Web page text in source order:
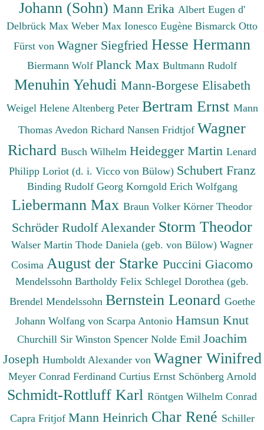
Johann (Sohn) Mann Erika Albert Eugen d'
Delbrück Max Weber Max Ionesco Eugène Bismarck Otto
Fürst von Wagner Siegfried Hesse Hermann
Biermann Wolf Planck Max Bultmann Rudolf
Menuhin Yehudi Mann-Borgese Elisabeth
Weigel Helene Altenberg Peter Bertram Ernst Mann
Thomas Avedon Richard Nansen Fridtjof Wagner
Richard Busch Wilhelm Heidegger Martin Lenard
Philipp Loriot (d. i. Vicco von Bülow) Schubert Franz
Binding Rudolf Georg Korngold Erich Wolfgang
Liebermann Max Braun Volker Körner Theodor
Schröder Rudolf Alexander Storm Theodor
Walser Martin Thode Daniela (geb. von Bülow) Wagner
Cosima August der Starke Puccini Giacomo
Mendelssohn Bartholdy Felix Schlegel Dorothea (geb.
Brendel Mendelssohn Bernstein Leonard Goethe
Johann Wolfang von Scarpa Antonio Hamsun Knut
Churchill Sir Winston Spencer Nolde Emil Joachim
Joseph Humboldt Alexander von Wagner Winifred
Meyer Conrad Ferdinand Curtius Ernst Schönberg Arnold
Schmidt-Rottluff Karl Röntgen Wilhelm Conrad
Capra Fritjof Mann Heinrich Char René Schiller